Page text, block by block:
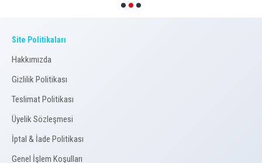
Site Politikaları
Hakkımızda
Gizlilik Politikası
Teslimat Politikası
Üyelik Sözleşmesi
İptal & İade Politikası
Genel İşlem Koşulları